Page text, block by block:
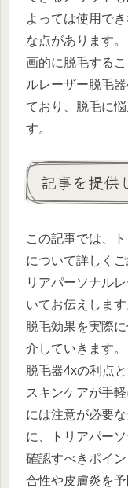
よっては使用で
な点があります
画的に脱毛する
ルレーザー脱毛
ており、脱毛に
す。
記事を提供
この記事では、
について詳しく
リアパーソナル
いてお伝えしま
脱毛効果を実際
介していきます
脱毛器4xの利点
スキンケアが手
には注意が必要
に、トリアパー
確認すべきポイ
合性や皮膚炎を